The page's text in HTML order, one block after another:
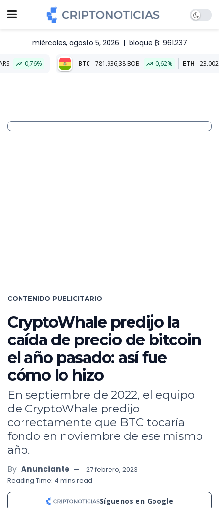
miércoles, agosto 5, 2026 | bloque ₿: 961.237
BTC 781.936,38 BOB 0,62% ETH 23.002,55 BOB
CONTENIDO PUBLICITARIO
CryptoWhale predijo la
caída de precio de bitcoin
el año pasado: así fue
cómo lo hizo
En septiembre de 2022, el equipo
de CryptoWhale predijo
correctamente que BTC tocaría
fondo en noviembre de ese mismo
año.
By Anunciante
27 febrero, 2023
Reading Time: 4 mins read
Síguenos en Google